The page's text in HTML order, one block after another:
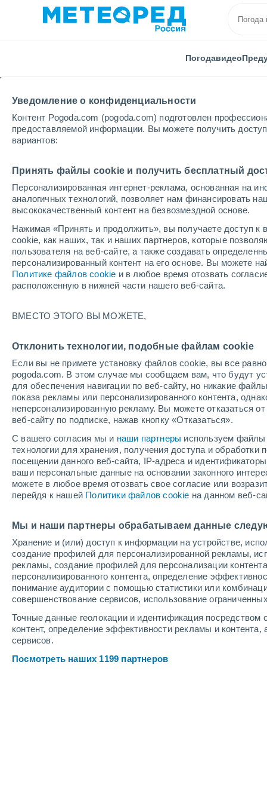
Уведомление о конфиденциальности
Контент Pogoda.com (pogoda.com) подготовлен
предоставляемой информации. Вы можете получить
вариантов:
Принять файлы cookie и получить бесплатный
Персонализированная интернет-реклама, основанная на
аналогичных технологий, позволяет нам финансировать
высококачественный контент на безвозмездной основе.
Нажимая «Принять и продолжить», вы получаете доступ к
cookie, как наших, так и наших партнеров, которые
пользователя на веб-сайте, а также создавать
персонализированный контент на его основе. Вы можете
Политике файлов cookie и в любое время отозвать
расположенную в нижней части нашего веб-сайта.
ВМЕСТО ЭТОГО ВЫ МОЖЕТЕ,
Отклонить технологии, подобные файлам cookie
Если вы не примете установку файлов cookie, вы все
pogoda.com. В этом случае мы сообщаем вам, что будут
для обеспечения навигации по веб-сайту, но никакие
показа рекламы или персонализированного контента,
неперсонализированную рекламу. Вы можете отказаться
веб-сайту по подписке, нажав кнопку «Отказаться».
С вашего согласия мы и наши партнеры используем файлы
технологии для хранения, получения доступа и
посещении данного веб-сайта, IP-адреса и
ваши персональные данные на основании законного
можете в любое время отозвать свое согласие или
перейдя к нашей Политики файлов cookie на данном веб-
Мы и наши партнеры обрабатываем данные
Хранение и (или) доступ к информации на устройстве,
создание профилей для персонализированной рекламы,
рекламы, создание профилей для персонализации
персонализированного контента, определение
понимание аудитории с помощью статистики или
совершенствование сервисов, использование
Точные данные геолокации и идентификация посредством
контент, определение эффективности рекламы и
сервисов.
Посмотреть наших 1199 партнеров
Погодавидео
Закрыта
Kötschach -
Mauthen
Открытие
19/12/2026
Закрытие
07/03/2027
Снеговой отчет на сегодня
Трассы по уровням
сложности
- - -
Протяженность катабельных трасс в
километрах
Открытые трассы 0 / 0
Подъемники 0 / 4
Глубина снега